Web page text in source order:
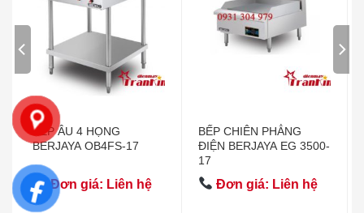
BẾP ÂU 4 HỌNG
BERJAYA OB4FS-17
Đơn giá: Liên hệ
BẾP CHIÊN PHẲNG
ĐIỆN BERJAYA EG 3500-
17
Đơn giá: Liên hệ